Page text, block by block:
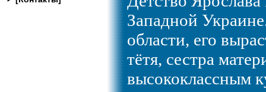
Западной
области, его
тётя, сестра
высококлассным